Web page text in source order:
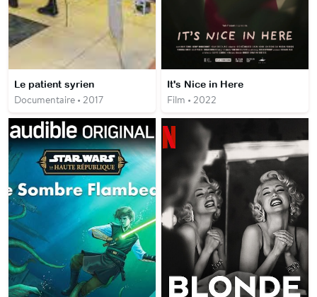
Le patient syrien
Documentaire • 2017
It's Nice in Here
Film • 2022